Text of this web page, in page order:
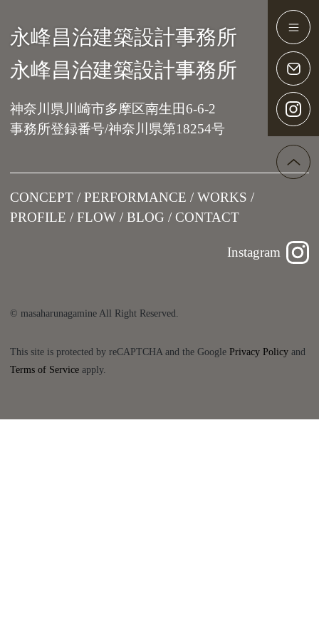
Main Navigation
永峰昌治建築設計事務所
永峰昌治建築設計事務所
神奈川県川崎市多摩区南生田6-6-2
事務所登録番号/神奈川県第18254号
CONCEPT PERFORMANCE
WORKS
PROFILE
FLOW BLOG CONTACT
Instagram
© masaharunagamine All Right Reserved.
This site is protected by reCAPTCHA and the GooglePrivacy Policy and
Terms of Service apply.